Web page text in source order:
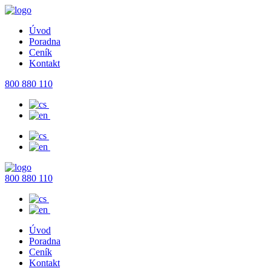
Úvod
Poradna
Ceník
Kontakt
800 880 110
800 880 110
Úvod
Poradna
Ceník
Kontakt